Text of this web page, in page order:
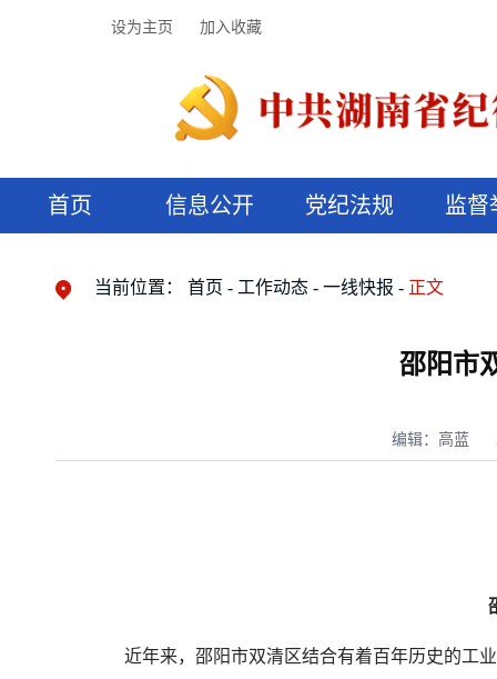
设为主页 加入收藏
首页 信息公开 党纪法规 监督
当前位置： 首页 工作动态 一线快报 正文
邵阳市
编辑：高蓝
近年来，邵阳市双清区结合有着百年历史的工